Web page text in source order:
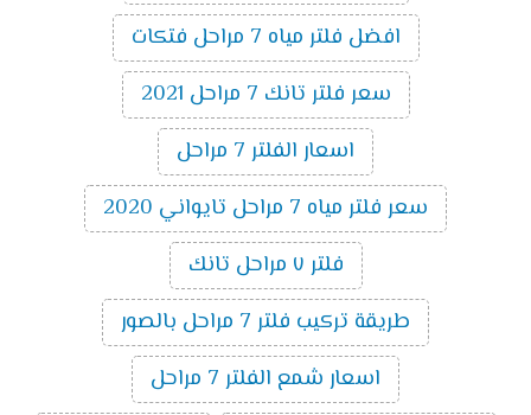
افضل فلتر مياه 7 مراحل فتكات
سعر فلتر تانك 7 مراحل 2021
اسعار الفلتر 7 مراحل
سعر فلتر مياه 7 مراحل تايواني 2020
فلتر ٧ مراحل تانك
طريقة تركيب فلتر 7 مراحل بالصور
اسعار شمع الفلتر 7 مراحل